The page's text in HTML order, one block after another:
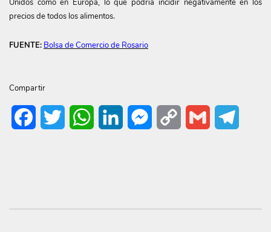
Unidos como en Europa, lo que podría incidir negativamente en los
precios de todos los alimentos.
FUENTE: Bolsa de Comercio de Rosario
Compartir
FacebookTwitter WhatsAppLinkedIn Messenger
Copy
Gmail